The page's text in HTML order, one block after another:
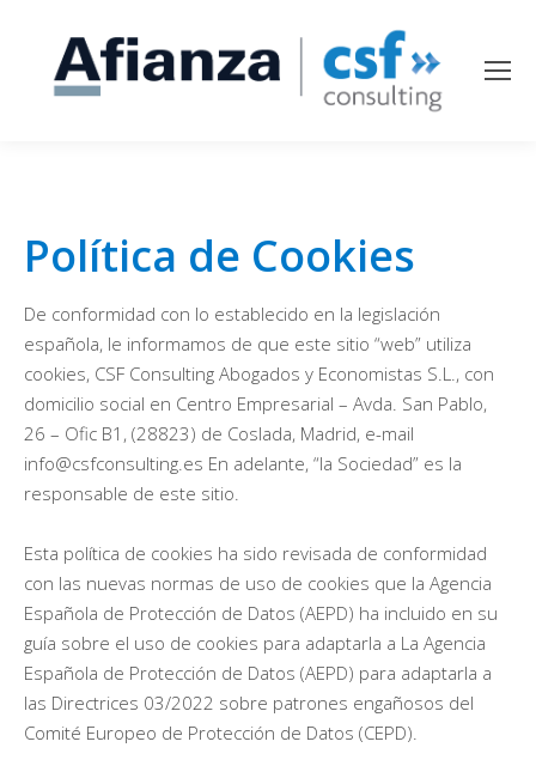
Política de Cookies
De conformidad con lo establecido en la legislación
española, le informamos de que este sitio “web” utiliza
cookies, CSF Consulting Abogados y Economistas S.L., con
domicilio social en Centro Empresarial – Avda. San Pablo,
26 – Ofic B1, (28823) de Coslada, Madrid, e-mail
info@csfconsulting.es En adelante, “la Sociedad” es la
responsable de este sitio.
Esta política de cookies ha sido revisada de conformidad
con las nuevas normas de uso de cookies que la Agencia
Española de Protección de Datos (AEPD) ha incluido en su
guía sobre el uso de cookies para adaptarla a La Agencia
Española de Protección de Datos (AEPD) para adaptarla a
las Directrices 03/2022 sobre patrones engañosos del
Comité Europeo de Protección de Datos (CEPD).